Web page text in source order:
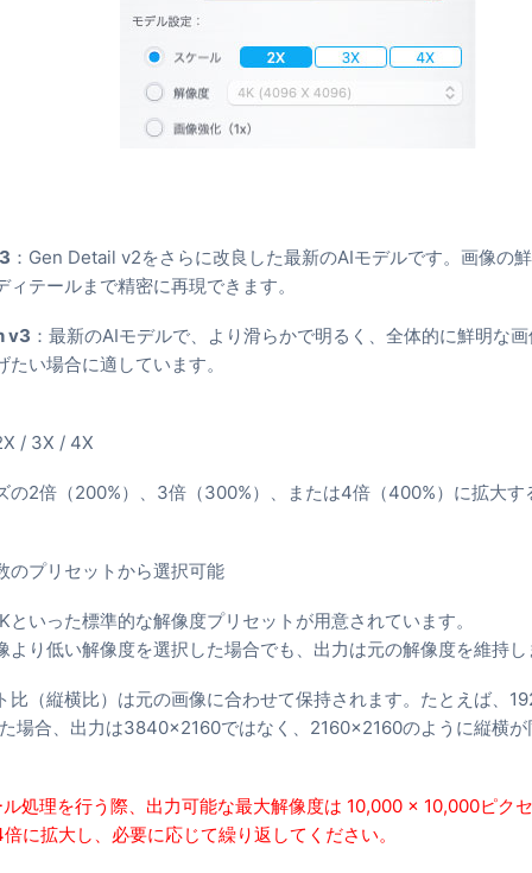
：Gen Detail v2をさらに改良した最新のAIモデルです。画像の
ィテールまで精密に再現できます。
v3 ：最新のAIモデルで、より滑らかで明るく、全体的に鮮明な
い場合に適しています。
/ 3X / 4X
の2倍（200%）、3倍（300%）、または4倍（400%）に拡大す
のプリセットから選択可能
いった標準的な解像度プリセットが用意されています。
より低い解像度を選択した場合でも、出力は元の解像度を維持し
比（縦横比）は元の画像に合わせて保持されます。たとえば、
場合、出力は3840×2160ではなく、2160×2160のように縦横
処理を行う際、出力可能な最大解像度は 10,000 × 10,000ピク
に拡大し、必要に応じて繰り返してください。